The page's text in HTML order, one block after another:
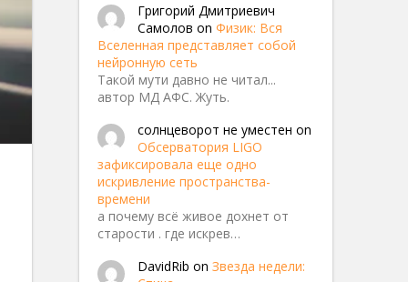
Григорий Дмитриевич
Самолов on Физик: Вся
Вселенная представляет собой
нейронную сеть
Такой мути давно не читал...
автор МД АФС. Жуть.
солнцеворот не уместен on
Обсерватория LIGO
зафиксировала еще одно
искривление пространства-
времени
а почему всё живое дохнет от
старости . где искрев…
DavidRib on Звезда недели: